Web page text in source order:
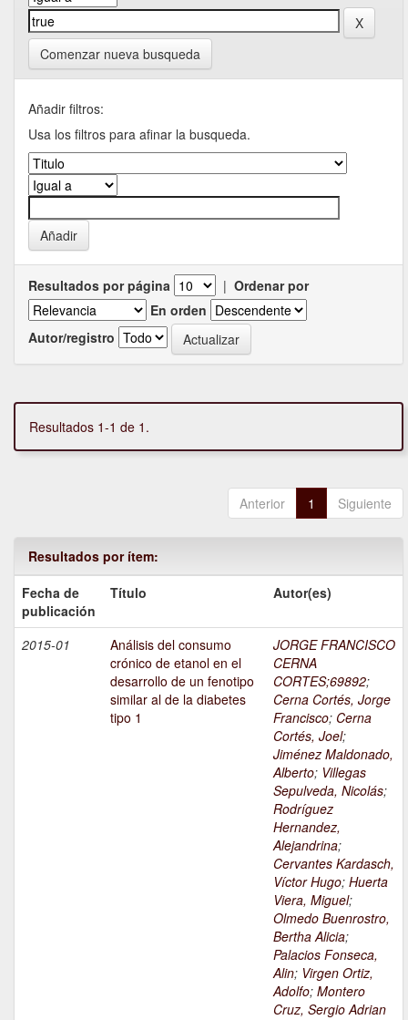
Comenzar nueva busqueda
Añadir filtros:
Usa los filtros para afinar la busqueda.
Resultados por página | Ordenar por
En orden
Autor/registro
Resultados 1-1 de 1.
Anterior 1 Siguiente
Resultados por ítem:
Fecha de
publicación
Título Autor(es)
2015-01
Análisis del consumo
crónico de etanol en el
desarrollo de un fenotipo
similar al de la diabetes
tipo 1
JORGE FRANCISCO
CERNA
CORTES;69892;
Cerna Cortés, Jorge
Francisco; Cerna
Cortés, Joel;
Jiménez Maldonado,
Alberto; Villegas
Sepulveda, Nicolás;
Rodríguez
Hernandez,
Alejandrina;
Cervantes Kardasch,
Víctor Hugo; Huerta
Viera, Miguel;
Olmedo Buenrostro,
Bertha Alicia;
Palacios Fonseca,
Alin; Virgen Ortiz,
Adolfo; Montero
Cruz, Sergio Adrian